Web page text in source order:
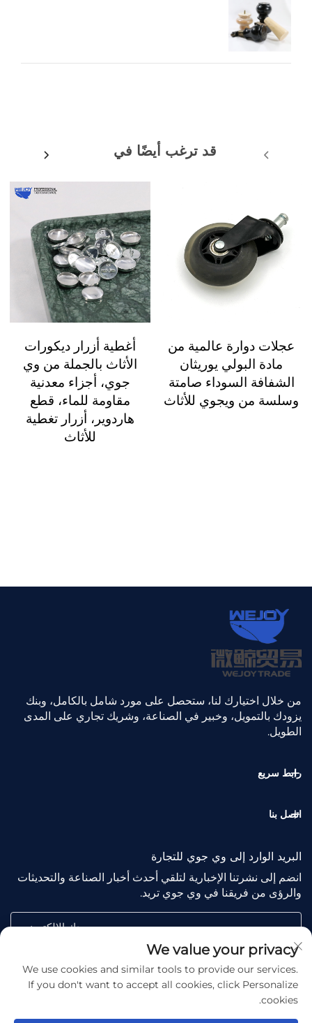
قد ترغب أيضًا في
عجلات دوارة عالمية من
مادة البولي يوريثان
الشفافة السوداء صامتة
وسلسة من ويجوي للأثاث
أغطية أزرار ديكورات
الأثاث بالجملة من وي
جوي، أجزاء معدنية
مقاومة للماء، قطع
هاردوير، أزرار تغطية
للأثاث
من خلال اختيارك لنا، ستحصل على مورد شامل بالكامل، وبنك
يزودك بالتمويل، وخبير في الصناعة، وشريك تجاري على المدى
الطويل.
رابط سريع
اتصل بنا
البريد الوارد إلى وي جوي للتجارة
انضم إلى نشرتنا الإخبارية لتلقي أحدث أخبار الصناعة والتحديثات
والرؤى من فريقنا في وي جوي تريد.
بريدك الإلكتروني
Subscribe
We value your privacy
We use cookies and similar tools to provide our services.
If you don't want to accept all cookies, click Personalize
cookies.